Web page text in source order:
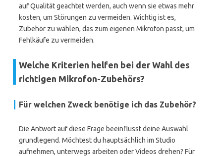
auf Qualität geachtet werden, auch wenn sie etwas mehr
kosten, um Störungen zu vermeiden. Wichtig ist es,
Zubehör zu wählen, das zum eigenen Mikrofon passt, um
Fehlkäufe zu vermeiden.
Welche Kriterien helfen bei der Wahl des
richtigen Mikrofon-Zubehörs?
Für welchen Zweck benötige ich das Zubehör?
Die Antwort auf diese Frage beeinflusst deine Auswahl
grundlegend. Möchtest du hauptsächlich im Studio
aufnehmen, unterwegs arbeiten oder Videos drehen? Für